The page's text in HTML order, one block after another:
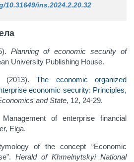
10.31649/ins.2024.2.20.32
Planning of economic security of
University Publishing House.
(2013).The economic organized
economic security: Principles,
and State, 12, 24-29.
of enterprise financial
Elga.
of the concept “Economic
Herald of Khmelnytskyi National